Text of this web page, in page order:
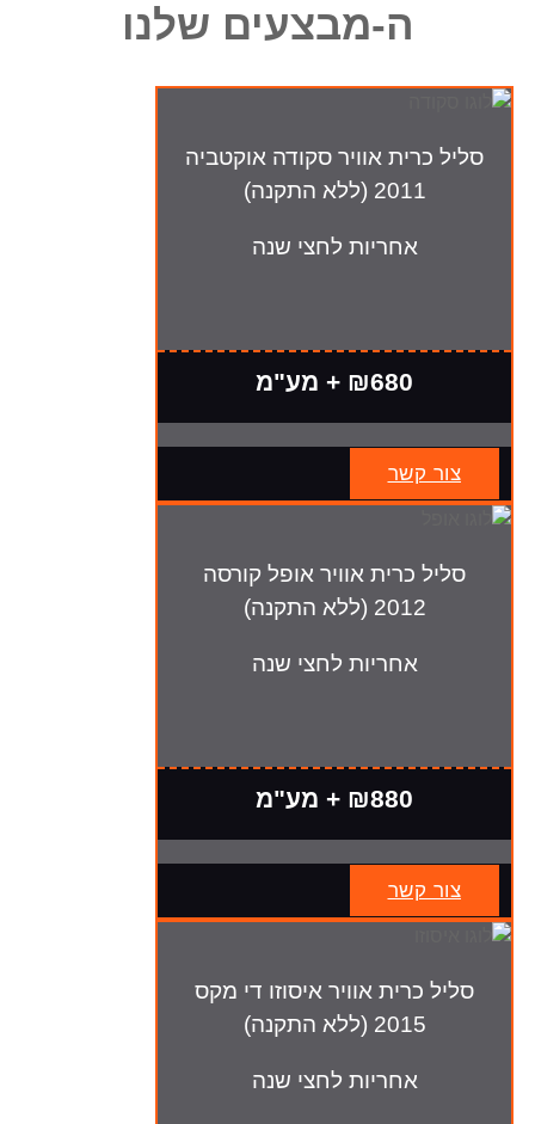
ה-מבצעים שלנו
סליל כרית אוויר סקודה אוקטביה
2011 (ללא התקנה)
אחריות לחצי שנה
₪680 + מע"מ
צור קשר
סליל כרית אוויר אופל קורסה
2012 (ללא התקנה)
אחריות לחצי שנה
₪880 + מע"מ
צור קשר
סליל כרית אוויר איסוזו די מקס
2015 (ללא התקנה)
אחריות לחצי שנה